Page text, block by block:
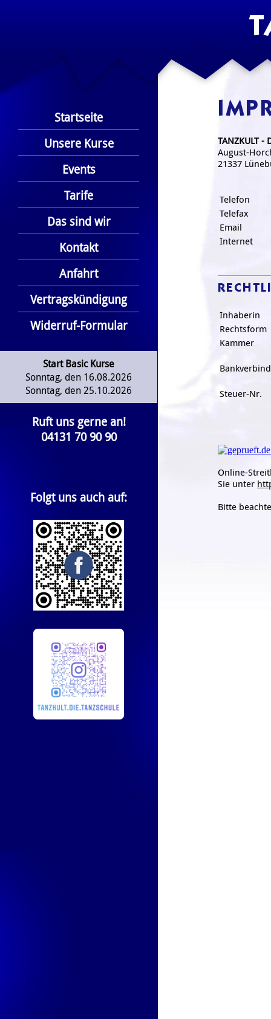
Startseite
Unsere Kurse
Events
Tarife
Das sind wir
Kontakt
Anfahrt
Vertragskündigung
Widerruf-Formular
Start Basic Kurse
Sonntag, den 16.08.2026
Sonntag, den 25.10.2026
Ruft uns gerne an!
04131 70 90 90
Folgt uns auch auf:
TANZKULT -
August-
21337
Telefon
Telefax
Email
Internet
Inhaberin
Rechtsform
Kammer
Steuer-Nr.
Online-
Sie unter
Bitte